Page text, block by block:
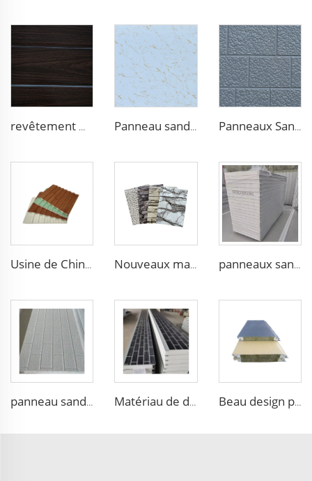
revêtement métallique de 16 mm - Panneau mural isolé en polyuréthane pour maisons et bâtiments au Chili Panneau sandwich en aluminium et mousse EPS de 50 mm d'épaisseur, design moderne pour maison et hôtel Panneaux Sandwich en Mousse de Polyuréthane Métalliques Sculptés pour Revêtement Extérieur Panneaux Isolants Décoratifs pour Maisonnette
Usine de Chine panneaux sandwich à mousse de polyuréthane revêtement extérieur panneau sandwich pour chambre froide construction de maison Nouveaux matériaux de construction Panneaux sandwich pour projet extérieur et intérieur de villa hôtel mur en mousse PU panneau acoustique mur panneau mousse panneaux sandwich en laine de verre de 50 mm, laine de roche, PU, EPS avec panneau de purification au magnésium pour salle blanche avec ISO CE
panneau sandwich isolant en acier avec noyau en polystyrène expansé (EPS) d'une épaisseur de 30mm à 100mm, panneau mousse PU pour toit Matériau de décoration extérieure de maison Isolation en métal Bardage mural en mousse Styrène panneau sandwich panneau sandwich eps Beau design panneau mural isolant en plaques gravées en métal pour entrepôt